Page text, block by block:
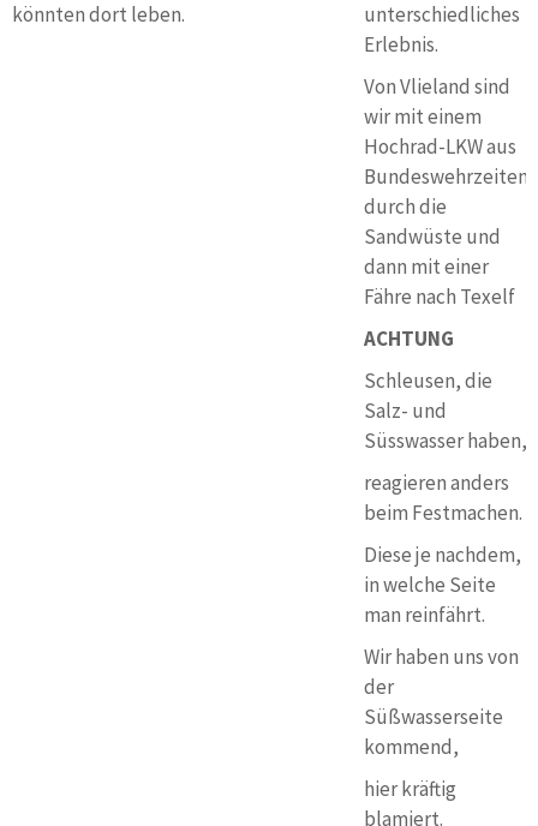
könnten dort leben.
unterschiedliches
Erlebnis.
Von Vlieland sind
wir mit einem
Hochrad-LKW aus
Bundeswehrzeiten
durch die
Sandwüste und
dann mit einer
Fähre nach Texelf
ACHTUNG
Schleusen, die
Salz- und
Süsswasser haben,
reagieren anders
beim Festmachen.
Diese je nachdem,
in welche Seite
man reinfährt.
Wir haben uns von
der
Süßwasserseite
kommend,
hier kräftig
blamiert.